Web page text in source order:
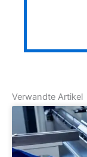
Verwandte Artikel